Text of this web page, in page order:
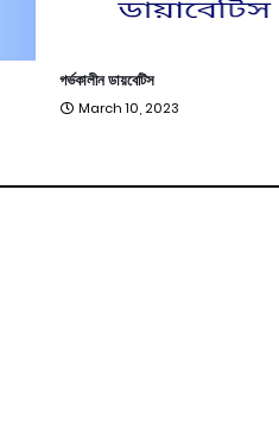
গর্ভকালীন ডায়বেটিস
March 10, 2023